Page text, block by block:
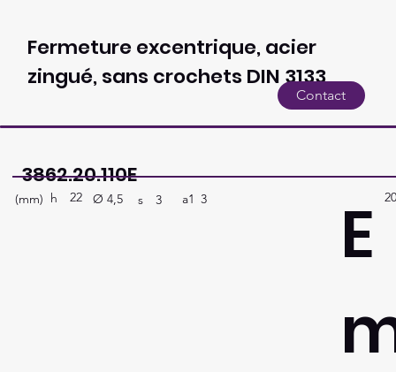
Fermeture excentrique, acier
zingué, sans crochets DIN 3133
Contact
3862.20.110E
(mm) 22
h Ø 4,5 s 3 a1 3
E